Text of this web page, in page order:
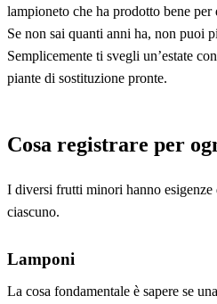
lampioneto che ha prodotto bene
Se non sai quanti anni ha, non puoi
Semplicemente ti svegli un’estate
piante di sostituzione pronte.
Cosa registrare per
I diversi frutti minori hanno esigenze
ciascuno.
Lamponi
La cosa fondamentale è sapere se